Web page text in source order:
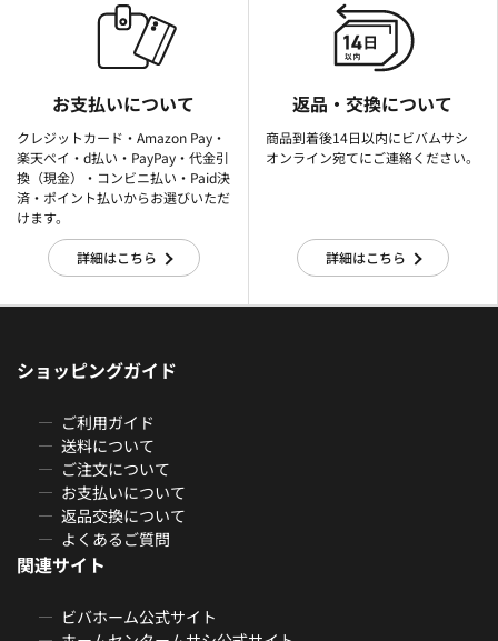
お支払いについて
クレジットカード・Amazon Pay・
楽天ぺイ・d払い・PayPay・代金引
換（現金）・コンビニ払い・Paid決
済・ポイント払いからお選びいただ
けます。
詳細はこちら
返品・交換について
商品到着後14日以内にビバムサシ
オンライン宛てにご連絡ください。
詳細はこちら
ショッピングガイド
ご利用ガイド
送料について
ご注文について
お支払いについて
返品交換について
よくあるご質問
関連サイト
ビバホーム公式サイト